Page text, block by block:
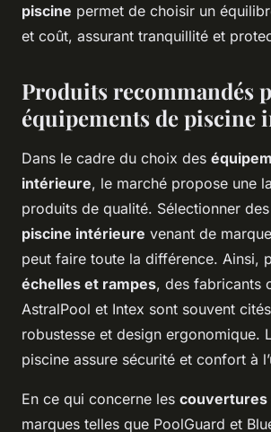
piscine permet de choisir un
et coût, assurant tranquillité et
Produits recommandés
équipements de piscine
Dans le cadre du choix des
intérieure, le marché propose une
produits de qualité. Sélectionner des
piscine intérieure venant de
peut faire toute la différence. Ainsi,
échelles et rampes, des fabricants
AstralPool et Intex sont souvent
robustesse et design ergonomique.
piscine assure sécurité et confort à
En ce qui concerne les couvertures
marques telles que PoolGuard et